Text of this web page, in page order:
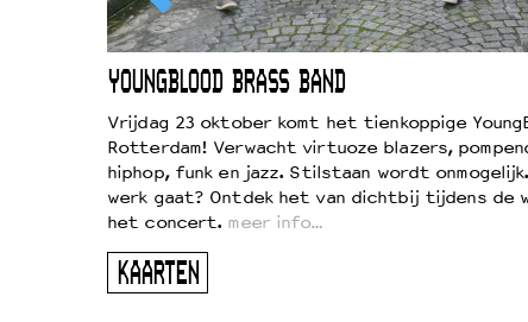
YOUNGBLOOD BRASS BAND
Vrijdag 23 oktober komt het tienkoppige
Rotterdam! Verwacht virtuoze blazers,
hiphop, funk en jazz. Stilstaan wordt
werk gaat? Ontdek het van dichtbij tijdens de
het concert. meer info…
KAARTEN